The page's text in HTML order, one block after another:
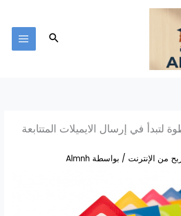
البحث
لتبدأ في إرسال الايميلات المتتابعة
من الإنترنت / بواسطة Almnh